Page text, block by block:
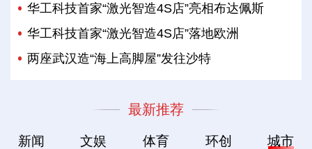
华工科技首家“激光智造4S店”亮相布达佩斯
华工科技首家“激光智造4S店”落地欧洲
两座武汉造“海上高脚屋”发往沙特
最新推荐
新闻 文娱 体育 环创 城市